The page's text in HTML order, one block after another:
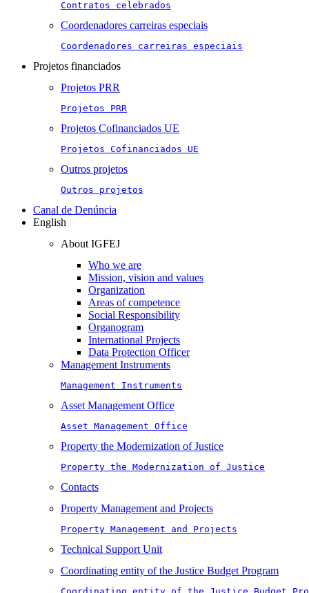
Contratos celebrados
Coordenadores carreiras especiais
Coordenadores carreiras especiais
Projetos financiados
Projetos PRR
Projetos PRR
Projetos Cofinanciados UE
Projetos Cofinanciados UE
Outros projetos
Outros projetos
Canal de Denúncia
English
About IGFEJ
Who we are
Mission, vision and values
Organization
Areas of competence
Social Responsibility
Organogram
International Projects
Data Protection Officer
Management Instruments
Management Instruments
Asset Management Office
Asset Management Office
Property the Modernization of Justice
Property the Modernization of Justice
Contacts
Property Management and Projects
Property Management and Projects
Technical Support Unit
Coordinating entity of the Justice Budget Program